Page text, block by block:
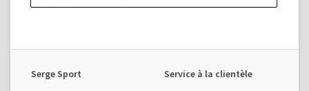
Serge Sport Service à la clientèle